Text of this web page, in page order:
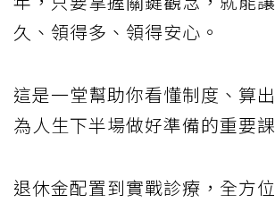
久、領得多、領得安心。
這是一堂幫助你看懂制度、算
為人生下半場做好準備的重要課
退休金配置到實戰診療，全方